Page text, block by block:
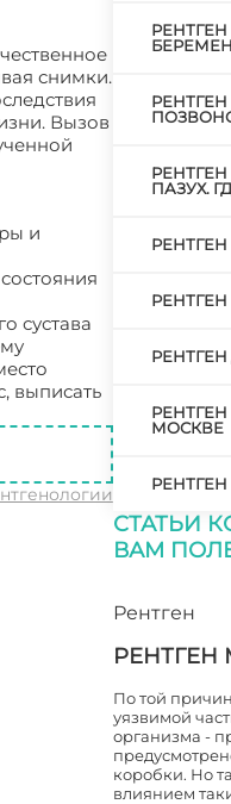
снимки.
Вызов
и
сустава
выписать
РЕНТГЕН
ПАЗУХ.
МОСКВЕ
СТАТЬИ
ВАМ
Рентген
РЕНТГЕН
По той
уязвимой
организма -
коробки. Но
влиянием